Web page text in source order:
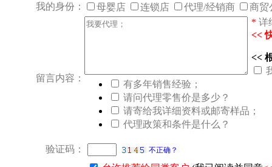
我的身份：
母婴店 连锁店 代理/经销商 商贸
留言内容：
* 详
<<
<<
有多年销售经验；
请问代理零售价是多少？
请寄给我详细资料或邮寄样品；
代理政策和条件是什么？
验证码： 不正确？